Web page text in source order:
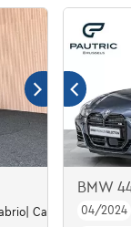
Carbon| Ceramic
BMW
04/2024